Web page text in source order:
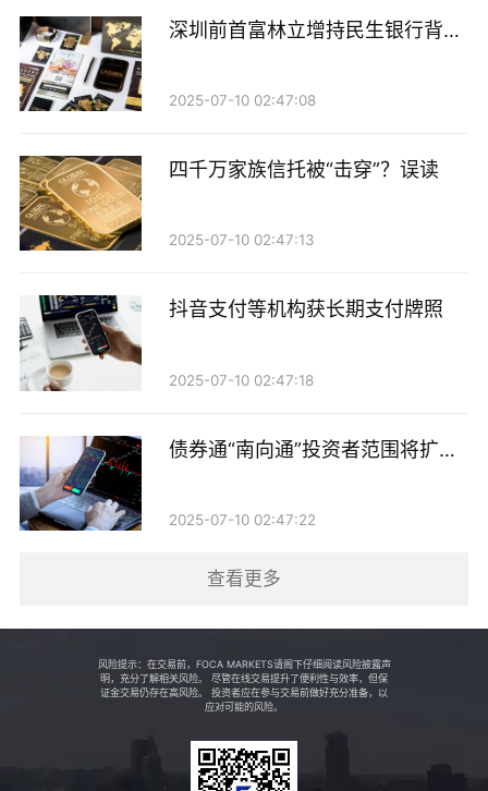
示，围绕通胀及通胀预期的前景和风险进行了大量讨
论。”
周四将公布的美国5月份制造业和服务业活动采购经理
中东局势不确定的背景下，市场情绪如何维持。
每周失业救济金申请数据以及4月份新屋开工数据也将
于周五发布。
美国财政部将于周三拍卖160亿美元的20年期国债，周
四拍卖190亿美元的10年期通胀保值国债。
市场将考验凯文·沃什？
5月15日，杰罗姆·鲍威尔的第二个任期正式画上句号。
权杖，开启他在全球金融决策中枢的掌舵生涯。
有外媒指出，对于正处于高位运行的美股市场而言，这
场人事更迭可能并非平稳过渡，而是一场深刻“范式转
据报道，沃什的变革思路主要集中于两点，这都可能给
深圳前首富林立增持民生银行背后
2025-07-10 02:47:08
四千万家族信托被“击穿”？误读
2025-07-10 02:47:13
抖音支付等机构获长期支付牌照
2025-07-10 02:47:18
债券通“南向通”投资者范围将扩至
2025-07-10 02:47:22
查看更多
风险提示：在交易前，FOCA MARKETS请阁下仔细阅读风险披露声
明，充分了解相关风险。 尽管在线交易提升了便利性与效率，但保
证金交易仍存在高风险。 投资者应在参与交易前做好充分准备，以
应对可能的风险。